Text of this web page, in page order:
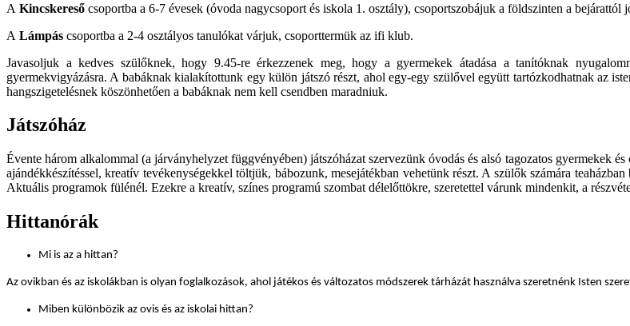
A Kincskereső csoportba a 6-7 évesek (óvoda nagycsoport és iskola 1. osztály), csoportszobájuk a földszinten a bejárattól
A Lámpás csoportba a 2-4 osztályos tanulókat várjuk, csoporttermük az ifi klub.
Javasoljuk a kedves szülőknek, hogy 9.45-re érkezzenek meg, hogy a gyermekek átadása a tanítóknak
gyermekvigyázásra. A babáknak kialakítottunk egy külön játszó részt, ahol egy-egy szülővel együtt tartózkodhatnak az
hangszigetelésnek köszönhetően a babáknak nem kell csendben maradniuk.
Játszóház
Évente három alkalommal (a járványhelyzet függvényében) játszóházat szervezünk óvodás és alsó tagozatos gyermekek
ajándékkészítéssel, kreatív tevékenységekkel töltjük, bábozunk, mesejátékban vehetünk részt. A szülők számára
Aktuális programok fülénél. Ezekre a kreatív, színes programú szombat délelőttökre, szeretettel várunk mindenkit, a
Hittanórák
Mi is az a hittan?
Az ovikban és az iskolákban is olyan foglalkozások, ahol játékos és változatos módszerek tárházát használva szeretnénk Isten
Miben különbözik az ovis és az iskolai hittan?